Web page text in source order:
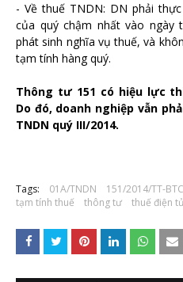
- Về thuế TNDN: DN phải
của quý chậm nhất vào
phát sinh nghĩa vụ thuế, và
tạm tính hàng quý.
Thông tư 151 có hiệu lực
Do đó, doanh nghiệp vẫn
TNDN quý III/2014.
Tags: 01A/TNDN 151/2014/TT-BTC
tạm tính thuế
thông tư thuế điện